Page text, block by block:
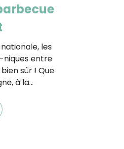
les
niques entre
sûr ! Que
à la…